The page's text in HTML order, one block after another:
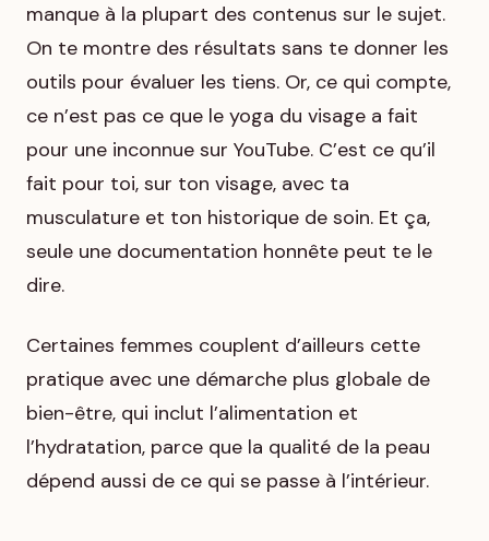
manque à la plupart des contenus sur le sujet.
On te montre des résultats sans te donner les
outils pour évaluer les tiens. Or, ce qui compte,
ce n’est pas ce que le yoga du visage a fait
pour une inconnue sur YouTube. C’est ce qu’il
fait pour toi, sur ton visage, avec ta
musculature et ton historique de soin. Et ça,
seule une documentation honnête peut te le
dire.
Certaines femmes couplent d’ailleurs cette
pratique avec une démarche plus globale de
bien-être, qui inclut l’alimentation et
l’hydratation, parce que la qualité de la peau
dépend aussi de ce qui se passe à l’intérieur.